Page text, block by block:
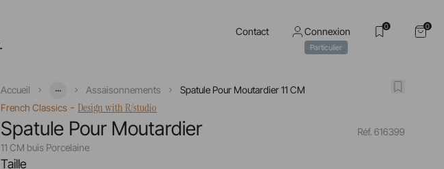
Contact Connexion
Particulier
0 0
Accueil ... Assaisonnements
Spatule Pour Moutardier 11 CM
French Classics -Design with R/studio
Spatule Pour Moutardier
11 CM buis Porcelaine
Réf. 616399
Taille